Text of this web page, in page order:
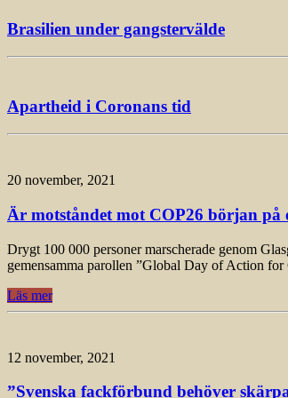
Brasilien under gangstervälde
Apartheid i Coronans tid
20 november, 2021
Är motståndet mot COP26 början
Drygt 100 000 personer marscherade genom
gemensamma parollen ”Global Day of Action
Läs mer
12 november, 2021
”Svenska fackförbund behöver